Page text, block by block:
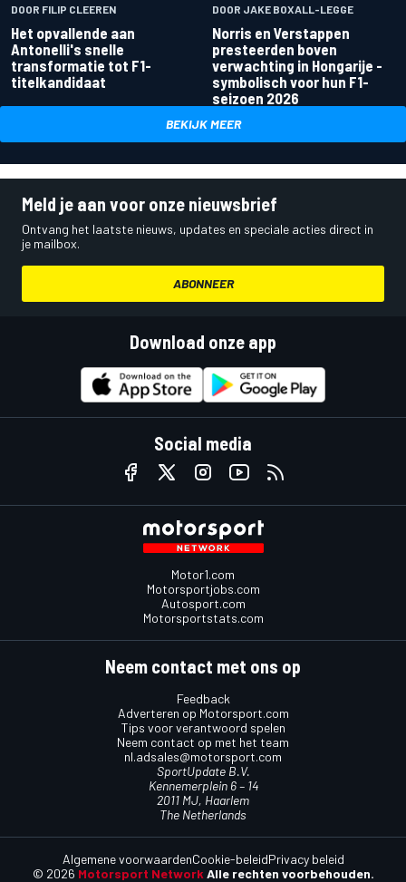
DOOR FILIP CLEEREN
Het opvallende aan
Antonelli's snelle
transformatie tot F1-
titelkandidaat
DOOR JAKE BOXALL-LEGGE
Norris en Verstappen
presteerden boven
verwachting in Hongarije -
symbolisch voor hun F1-
seizoen 2026
BEKIJK MEER
Meld je aan voor onze nieuwsbrief
Ontvang het laatste nieuws, updates en speciale acties direct in
je mailbox.
ABONNEER
Download onze app
Social media
Motor1.com
Motorsportjobs.com
Autosport.com
Motorsportstats.com
Neem contact met ons op
Feedback
Adverteren op Motorsport.com
Tips voor verantwoord spelen
Neem contact op met het team
nl.adsales@motorsport.com
SportUpdate B.V.
Kennemerplein 6 – 14
2011 MJ, Haarlem
The Netherlands
© 2026 Motorsport Network Alle rechten voorbehouden.
Algemene voorwaardenCookie-beleidPrivacy beleid